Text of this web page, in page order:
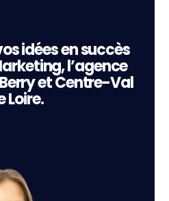
idées en succès
l’agence
et Centre-Val
Loire.